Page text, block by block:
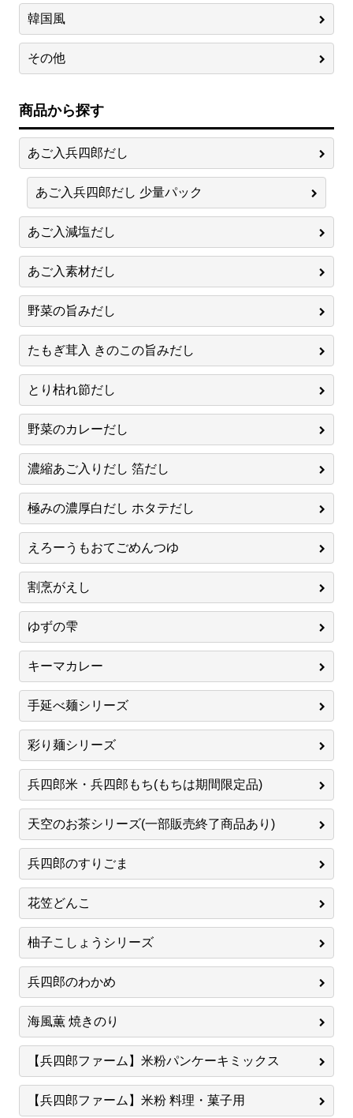
韓国風
その他
商品から探す
あご入兵四郎だし
あご入兵四郎だし 少量パック
あご入減塩だし
あご入素材だし
野菜の旨みだし
たもぎ茸入 きのこの旨みだし
とり枯れ節だし
野菜のカレーだし
濃縮あご入りだし 箔だし
極みの濃厚白だし ホタテだし
えろーうもおてごめんつゆ
割烹がえし
ゆずの雫
キーマカレー
手延べ麺シリーズ
彩り麺シリーズ
兵四郎米・兵四郎もち(もちは期間限定品)
天空のお茶シリーズ(一部販売終了商品あり)
兵四郎のすりごま
花笠どんこ
柚子こしょうシリーズ
兵四郎のわかめ
海風薫 焼きのり
【兵四郎ファーム】米粉パンケーキミックス
【兵四郎ファーム】米粉 料理・菓子用